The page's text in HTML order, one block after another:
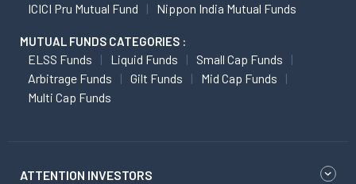
ICICI Pru Mutual Fund
Nippon India Mutual Funds
MUTUAL FUNDS CATEGORIES :
ELSS Funds Liquid Funds
Small Cap Funds
Arbitrage Funds
Gilt Funds
Mid Cap Funds
Multi Cap Funds
ATTENTION INVESTORS